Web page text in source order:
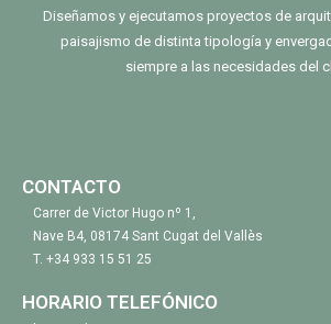
Diseñamos y ejecutamos proyectos de
paisajismo de distinta tipología y
siempre a las necesidades del
CONTACTO
Carrer de Victor Hugo nº 1,
Nave B4, 08174 Sant Cugat del Vallès
T. +34 933 15 51 25
HORARIO TELEFÓNICO